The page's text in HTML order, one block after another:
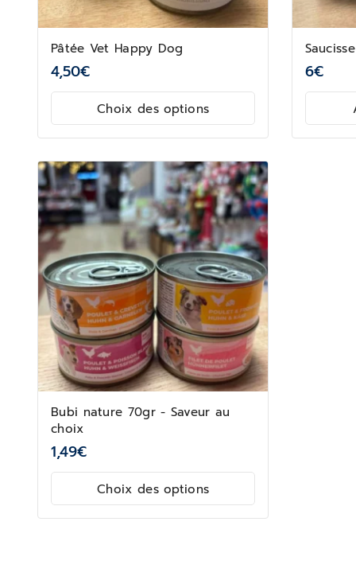
Pâtée Vet Happy Dog
4,50€
Choix des options
6€
Bubi nature 70gr - Saveur au
choix
1,49€
Choix des options